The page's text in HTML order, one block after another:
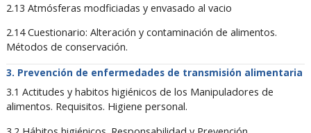
2.13 Atmósferas modficiadas y envasado al vacio
2.14 Cuestionario: Alteración y contaminación de alimentos.
Métodos de conservación.
Prevención de enfermedades de transmisión alimentaria
3.1 Actitudes y habitos higiénicos de los Manipuladores de
alimentos. Requisitos. Higiene personal.